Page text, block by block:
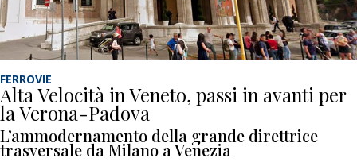
FERROVIE
Alta Velocità in Veneto, passi in avanti per
la Verona-Padova
L’ammodernamento della grande direttrice
trasversale da Milano a Venezia